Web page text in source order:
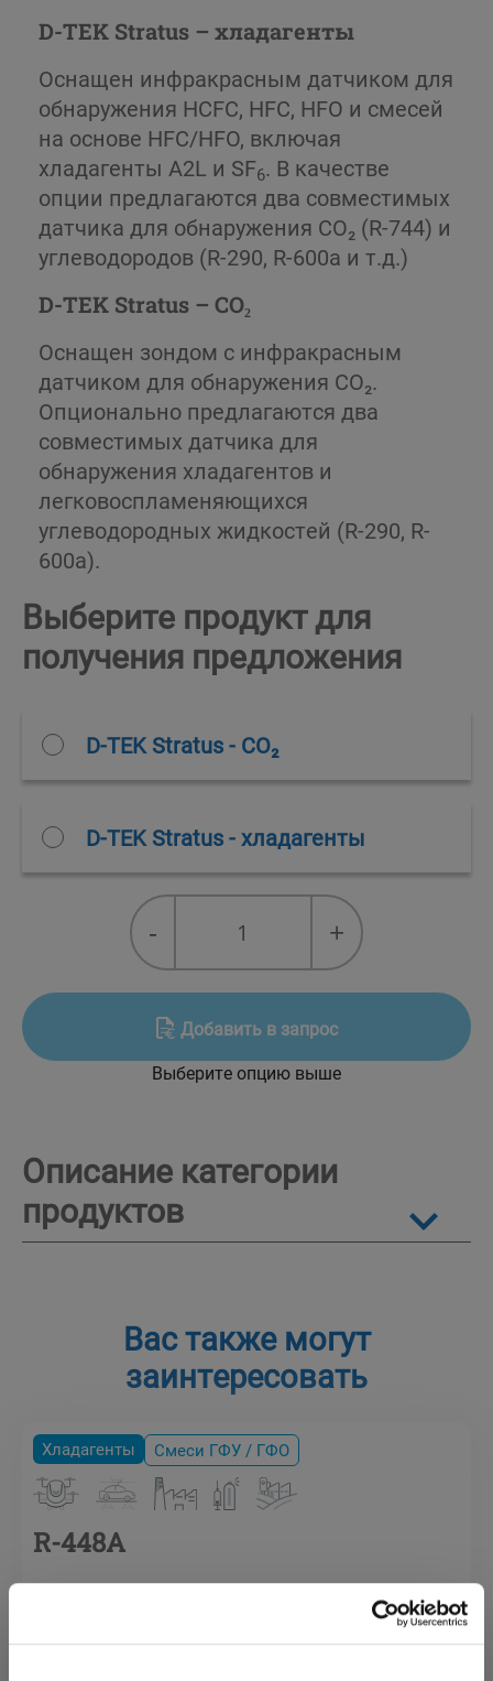
D-TEK Stratus – хладагенты
Оснащен инфракрасным датчиком для
обнаружения HCFC, HFC, HFO и смесей
на основе HFC/HFO, включая
хладагенты A2L и SF6. В качестве
опции предлагаются два совместимых
датчика для обнаружения CO₂ (R-744) и
углеводородов (R-290, R-600a и т.д.)
D-TEK Stratus – CO₂
Оснащен зондом с инфракрасным
датчиком для обнаружения CO₂.
Опционально предлагаются два
совместимых датчика для
обнаружения хладагентов и
легковоспламеняющихся
углеводородных жидкостей (R-290, R-
600a).
Выберите продукт для
получения предложения
D-TEK Stratus - CO₂
D-TEK Stratus - хладагенты
Stratus
quantity
- +
Добавить в запрос
Выберите опцию выше
Описание категории
продуктов
Вас также могут
заинтересовать
Хладагенты Смеси ГФУ / ГФО
R-448A
R-448A неазеотропная смесь
предназначенная для замены